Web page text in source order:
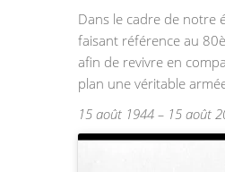
Dans le cadre de notre
faisant référence au
afin de revivre en
plan une véritable
15 août 1944 – 15 août